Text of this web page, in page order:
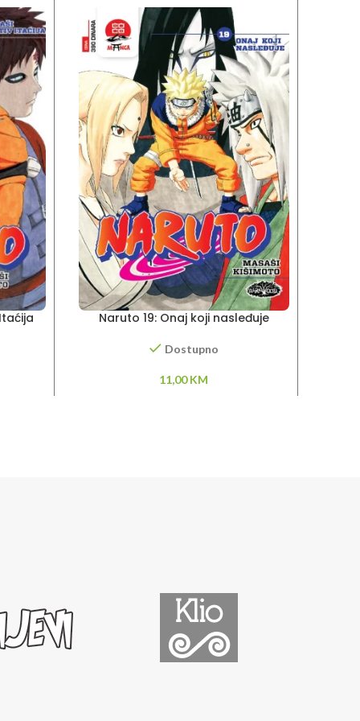
Naruto 19: Onaj koji nasleđuje
Dostupno
11,00KM